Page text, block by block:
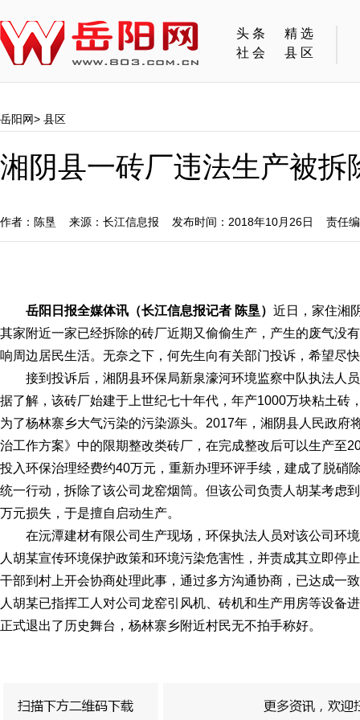
头条
精选
社会
县区
岳阳网> 县区
湘阴县一砖厂违法生产被拆
作者：陈垦 来源：长江信息报 发布时间：2018年10月26日 责任编
岳阳日报全媒体讯（长江信息报记者 陈垦） 近日，家住湘
其家附近一家已经拆除的砖厂近期又偷偷生产，产生的废气没
响周边居民生活。无奈之下，何先生向有关部门投诉，希望尽
接到投诉后，湘阴县环保局新泉濠河环境监察中队执法人
据了解，该砖厂始建于上世纪七十年代，年产1000万块粘土砖
为了杨林寨乡大气污染的污染源头。2017年，湘阴县人民政府
治工作方案》中的限期整改类砖厂，在完成整改后可以生产至
投入环保治理经费约40万元，重新办理环评手续，建成了脱硝
统一行动，拆除了该公司龙窑烟筒。但该公司负责人胡某考虑
万元损失，于是擅自启动生产。
在沅潭建材有限公司生产现场，环保执法人员对该公司环
人胡某宣传环境保护政策和环境污染危害性，并责成其立即停
干部到村上开会协商处理此事，通过多方沟通协商，已达成一
人胡某已指挥工人对公司龙窑引风机、砖机和生产用房等设备
正式退出了历史舞台，杨林寨乡附近村民无不拍手称好。